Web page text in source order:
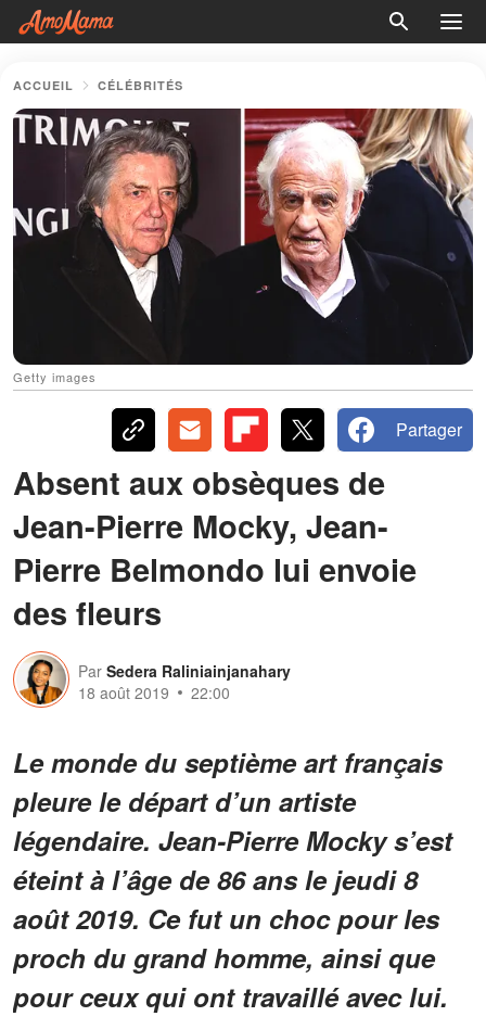
ACCUEIL CÉLÉBRITÉS
Getty images
Partager
Absent aux obsèques de
Jean-Pierre Mocky, Jean-
Pierre Belmondo lui envoie
des fleurs
Par Sedera Raliniainjanahary
18 août 2019
22:00
Le monde du septième art français
pleure le départ d’un artiste
légendaire. Jean-Pierre Mocky s’est
éteint à l’âge de 86 ans le jeudi 8
août 2019. Ce fut un choc pour les
proch du grand homme, ainsi que
pour ceux qui ont travaillé avec lui.